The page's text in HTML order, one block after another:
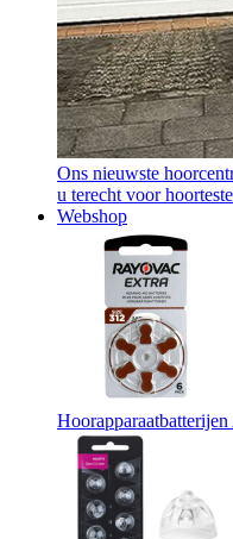
Ons nieuwste
u terecht voor
Webshop
Hoorapparaatbatterijen